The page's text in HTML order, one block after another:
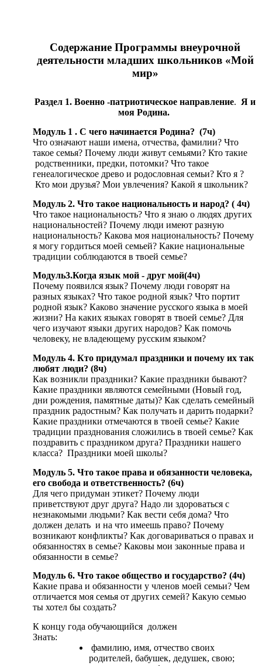
Содержание Программы внеурочной
деятельности младших школьников «Мой
мир»
Раздел 1. Военно -патриотическое направление. Я и
моя Родина.
Модуль 1 . С чего начинается Родина? (7ч)
Что означают наши имена, отчества, фамилии? Что
такое семья? Почему люди живут семьями? Кто такие
родственники, предки, потомки? Что такое
генеалогическое древо и родословная семьи? Кто я ?
Кто мои друзья? Мои увлечения? Какой я школьник?
Модуль 2. Что такое национальность и народ? ( 4ч)
Что такое национальность? Что я знаю о людях других
национальностей? Почему люди имеют разную
национальность? Какова моя национальность? Почему
я могу гордиться моей семьей? Какие национальные
традиции соблюдаются в твоей семье?
Модуль3.Когда язык мой - друг мой(4ч)
Почему появился язык? Почему люди говорят на
разных языках? Что такое родной язык? Что портит
родной язык? Каково значение русского языка в моей
жизни? На каких языках говорят в твоей семье? Для
чего изучают языки других народов? Как помочь
человеку, не владеющему русским языком?
Модуль 4. Кто придумал праздники и почему их так
любят люди? (8ч)
Как возникли праздники? Какие праздники бывают?
Какие праздники являются семейными (Новый год,
дни рождения, памятные даты)? Как сделать семейный
праздник радостным? Как получать и дарить подарки?
Какие праздники отмечаются в твоей семье? Какие
традиции празднования сложились в твоей семье? Как
поздравить с праздником друга? Праздники нашего
класса? Праздники моей школы?
Модуль 5. Что такое права и обязанности человека,
его свобода и ответственность? (6ч)
Для чего придуман этикет? Почему люди
приветствуют друг друга? Надо ли здороваться с
незнакомыми людьми? Как вести себя дома? Что
должен делать и на что имеешь право? Почему
возникают конфликты? Как договариваться о правах и
обязанностях в семье? Каковы мои законные права и
обязанности в семье?
Модуль 6. Что такое общество и государство? (4ч)
Какие права и обязанности у членов моей семьи? Чем
отличается моя семья от других семей? Какую семью
ты хотел бы создать?
К концу года обучающийся должен
Знать:
фамилию, имя, отчество своих
родителей, бабушек, дедушек, свою;